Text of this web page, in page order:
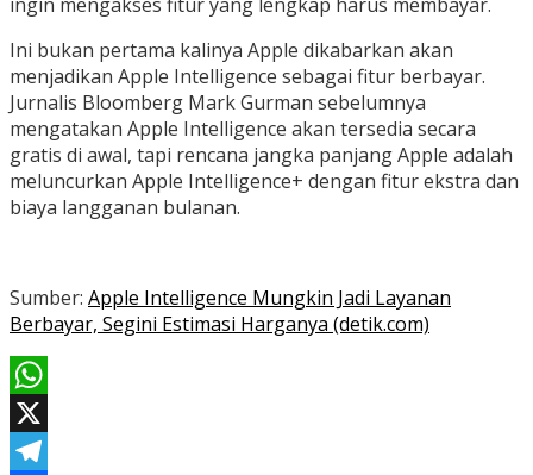
Ini bukan pertama kalinya Apple dikabarkan akan
menjadikan Apple Intelligence sebagai fitur berbayar.
Jurnalis Bloomberg Mark Gurman sebelumnya
mengatakan Apple Intelligence akan tersedia secara
gratis di awal, tapi rencana jangka panjang Apple adalah
meluncurkan Apple Intelligence+ dengan fitur ekstra dan
biaya langganan bulanan.
Sumber: Apple Intelligence Mungkin Jadi Layanan
Berbayar, Segini Estimasi Harganya (detik.com)
WhatsApp
X